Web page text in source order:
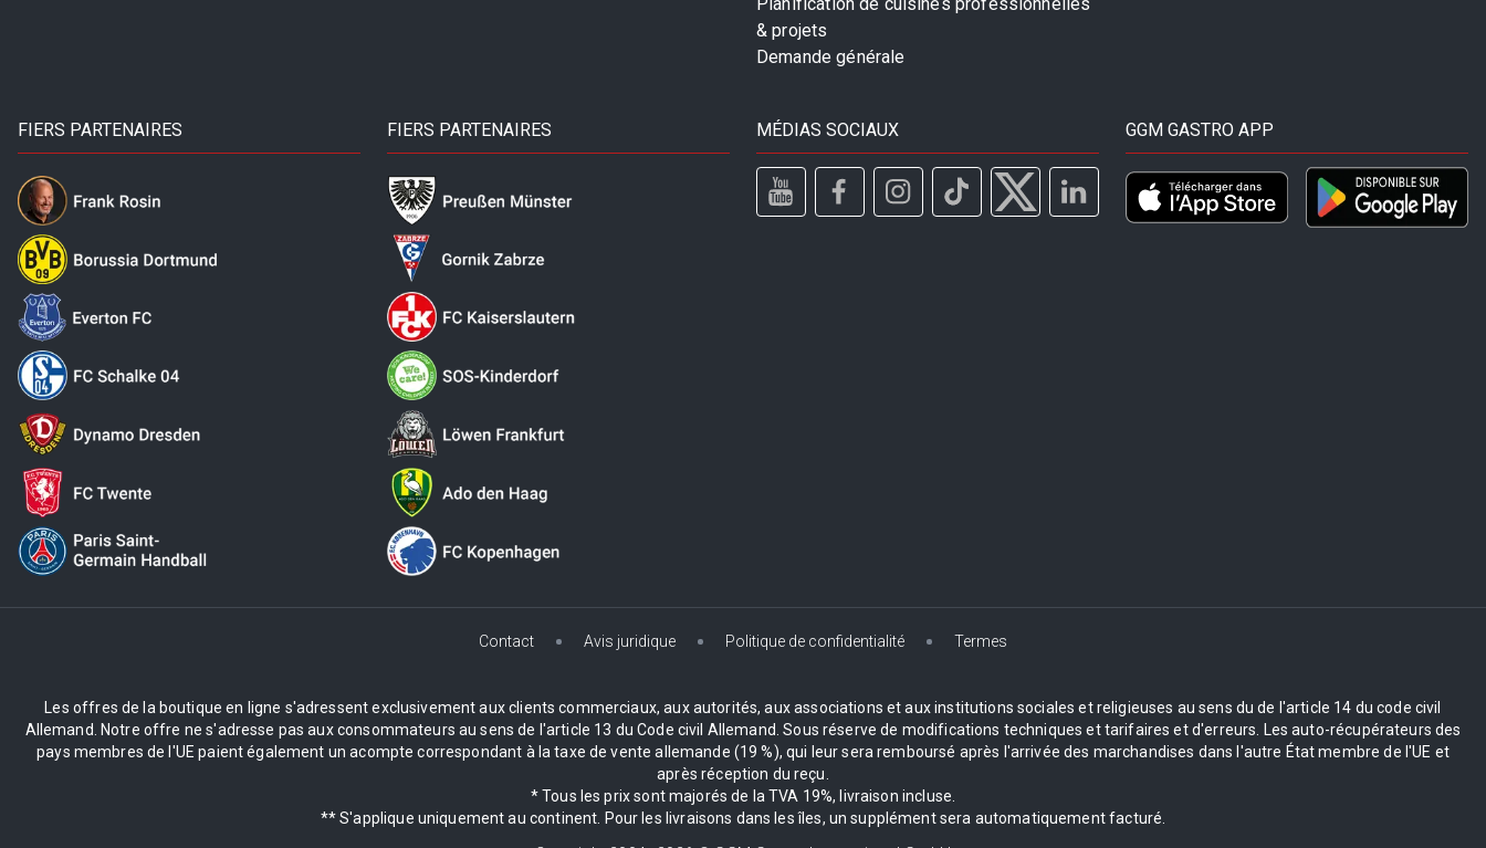
& projets
Demande générale
FIERS PARTENAIRES FIERS PARTENAIRES MÉDIAS SOCIAUX GGM GASTRO APP
Contact Avis juridique Politique de confidentialité Termes
Les offres de la boutique en ligne s'adressent exclusivement aux clients commerciaux, aux autorités, aux associations et aux institutions sociales et religieuses au sens du de l'article 14 du code civil
Allemand. Notre offre ne s'adresse pas aux consommateurs au sens de l'article 13 du Code civil Allemand. Sous réserve de modifications techniques et tarifaires et d'erreurs. Les auto-récupérateurs des
pays membres de l'UE paient également un acompte correspondant à la taxe de vente allemande (19 %), qui leur sera remboursé après l'arrivée des marchandises dans l'autre État membre de l'UE et
après réception du reçu.
* Tous les prix sont majorés de la TVA 19%, livraison incluse.
** S'applique uniquement au continent. Pour les livraisons dans les îles, un supplément sera automatiquement facturé.